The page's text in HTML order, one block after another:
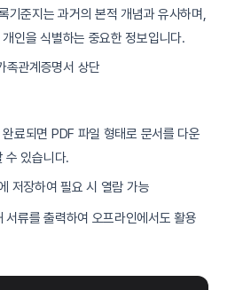
기준지는 과거의 본적 개념과 유사하며,
인을 식별하는 중요한 정보입니다.
족관계증명서 상단
료되면 PDF 파일 형태로 문서를 다운
수 있습니다.
저장하여 필요 시 열람 가능
서류를 출력하여 오프라인에서도 활용